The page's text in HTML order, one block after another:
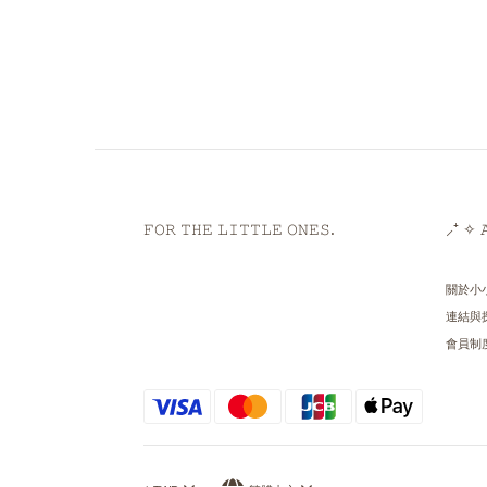
𝙵𝙾𝚁 𝚃𝙷𝙴 𝙻𝙸𝚃𝚃𝙻𝙴 𝙾𝙽𝙴𝚂. ⸝⁺ ✧
關於小
連結與
會員制